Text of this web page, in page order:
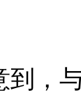
，与